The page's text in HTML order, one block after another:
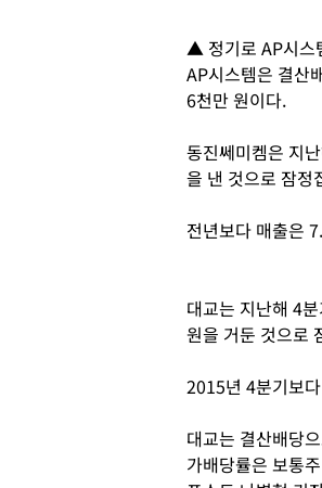
▲ 정기로 AP시스
AP시스템은 결산
6천만 원이다.
동진쎄미켐은 지
을 낸 것으로 잠정
전년보다 매출은
대교는 지난해 4
원을 거둔 것으로
2015년 4분기보
대교는 결산배당
가배당률은 보통